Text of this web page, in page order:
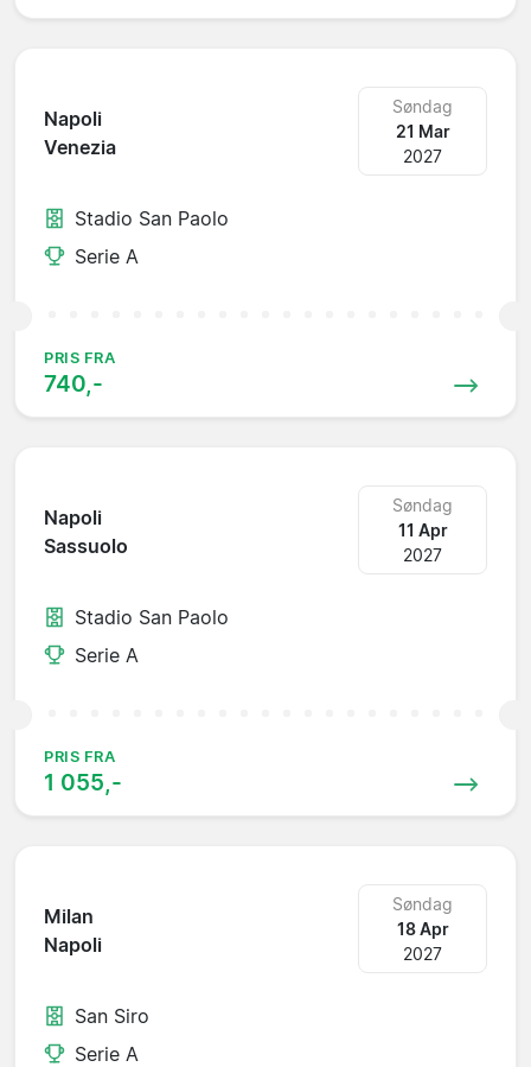
Napoli
Venezia
Søndag
21 Mar
2027
Stadio San Paolo
Serie A
PRIS FRA
740,-
Napoli
Sassuolo
Søndag
11 Apr
2027
Stadio San Paolo
Serie A
PRIS FRA
1 055,-
Milan
Napoli
Søndag
18 Apr
2027
San Siro
Serie A